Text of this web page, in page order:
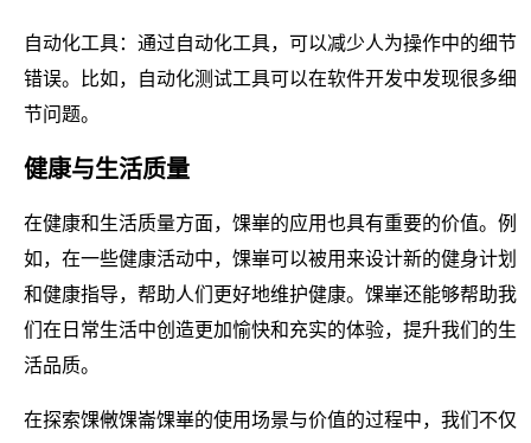
自动化工具：通过自动化工具，可以减少人为操作中的细节
错误。比如，自动化测试工具可以在软件开发中发现很多细
节问题。
健康与生活质量
在健康和生活质量方面，馃崋的应用也具有重要的价值。例
如，在一些健康活动中，馃崋可以被用来设计新的健身计划
和健康指导，帮助人们更好地维护健康。馃崋还能够帮助我
们在日常生活中创造更加愉快和充实的体验，提升我们的生
活品质。
在探索馃敒馃崙馃崋的使用场景与价值的过程中，我们不仅